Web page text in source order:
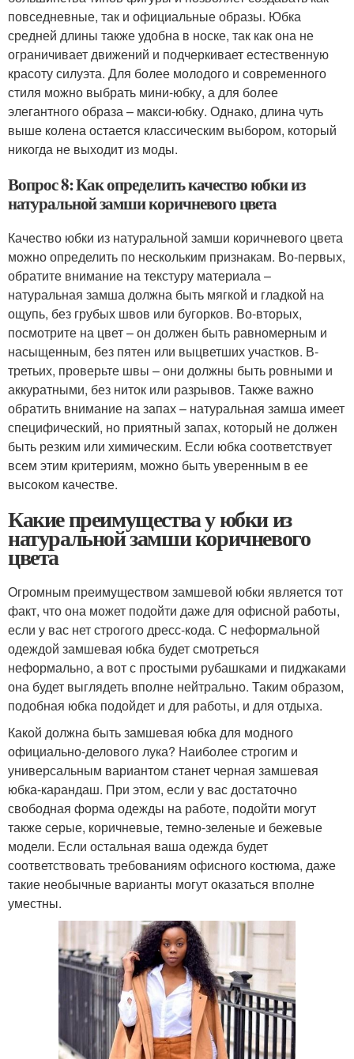
повседневные, так и официальные образы. Юбка
средней длины также удобна в носке, так как она не
ограничивает движений и подчеркивает естественную
красоту силуэта. Для более молодого и современного
стиля можно выбрать мини-юбку, а для более
элегантного образа – макси-юбку. Однако, длина чуть
выше колена остается классическим выбором, который
никогда не выходит из моды.
Вопрос 8: Как определить качество юбки из
натуральной замши коричневого цвета
Качество юбки из натуральной замши коричневого цвета
можно определить по нескольким признакам. Во-первых,
обратите внимание на текстуру материала –
натуральная замша должна быть мягкой и гладкой на
ощупь, без грубых швов или бугорков. Во-вторых,
посмотрите на цвет – он должен быть равномерным и
насыщенным, без пятен или выцветших участков. В-
третьих, проверьте швы – они должны быть ровными и
аккуратными, без ниток или разрывов. Также важно
обратить внимание на запах – натуральная замша имеет
специфический, но приятный запах, который не должен
быть резким или химическим. Если юбка соответствует
всем этим критериям, можно быть уверенным в ее
высоком качестве.
Какие преимущества у юбки из
натуральной замши коричневого
цвета
Огромным преимуществом замшевой юбки является тот
факт, что она может подойти даже для офисной работы,
если у вас нет строгого дресс-кода. С неформальной
одеждой замшевая юбка будет смотреться
неформально, а вот с простыми рубашками и пиджаками
она будет выглядеть вполне нейтрально. Таким образом,
подобная юбка подойдет и для работы, и для отдыха.
Какой должна быть замшевая юбка для модного
официально-делового лука? Наиболее строгим и
универсальным вариантом станет черная замшевая
юбка-карандаш. При этом, если у вас достаточно
свободная форма одежды на работе, подойти могут
также серые, коричневые, темно-зеленые и бежевые
модели. Если остальная ваша одежда будет
соответствовать требованиям офисного костюма, даже
такие необычные варианты могут оказаться вполне
уместны.